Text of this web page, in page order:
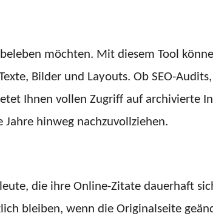
möchten. Mit diesem Tool
Bilder und Layouts. Ob SEO-
Ihnen vollen Zugriff auf archivierte
hinweg nachzuvollziehen.
die ihre Online-Zitate dauerhaft
bleiben, wenn die Originalseite